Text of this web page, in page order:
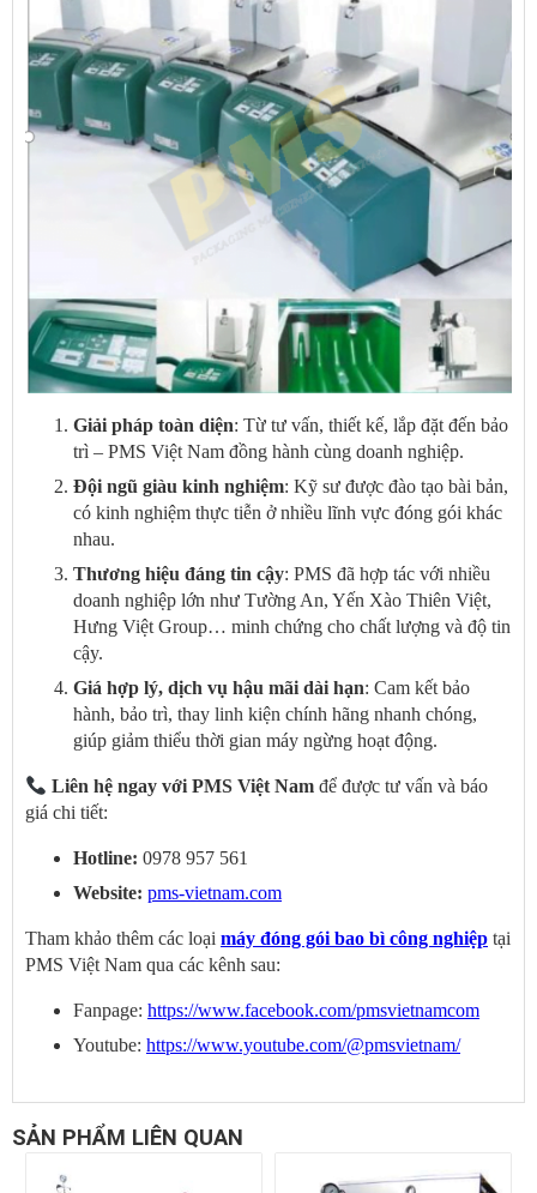
Giải pháp toàn diện: Từ tư vấn, thiết kế, lắp đặt đến bảo
trì – PMS Việt Nam đồng hành cùng doanh nghiệp.
Đội ngũ giàu kinh nghiệm: Kỹ sư được đào tạo bài bản,
có kinh nghiệm thực tiễn ở nhiều lĩnh vực đóng gói khác
nhau.
Thương hiệu đáng tin cậy: PMS đã hợp tác với nhiều
doanh nghiệp lớn như Tường An, Yến Xào Thiên Việt,
Hưng Việt Group… minh chứng cho chất lượng và độ tin
cậy.
Giá hợp lý, dịch vụ hậu mãi dài hạn: Cam kết bảo
hành, bảo trì, thay linh kiện chính hãng nhanh chóng,
giúp giảm thiểu thời gian máy ngừng hoạt động.
Liên hệ ngay với PMS Việt Nam để được tư vấn và báo
giá chi tiết:
Hotline: 0978 957 561
Website: pms-vietnam.com
Tham khảo thêm các loại máy đóng gói bao bì công nghiệp tại
PMS Việt Nam qua các kênh sau:
Fanpage: https://www.facebook.com/pmsvietnamcom
Youtube: https://www.youtube.com/@pmsvietnam/
SẢN PHẨM LIÊN QUAN